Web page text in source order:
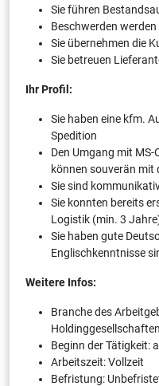
Sie führen
Beschwerden
Sie übernehmen die
Sie betreuen
Ihr Profil:
Sie haben eine kfm.
Spedition
Den Umgang mit
können souverän mit
Sie sind
Sie konnten bereits
Logistik (min. 3
Sie haben gute
Englischkenntnisse
Weitere Infos:
Branche des
Holdinggesellschaften
Beginn der Tätigkeit:
Arbeitszeit: Vollzeit
Befristung: